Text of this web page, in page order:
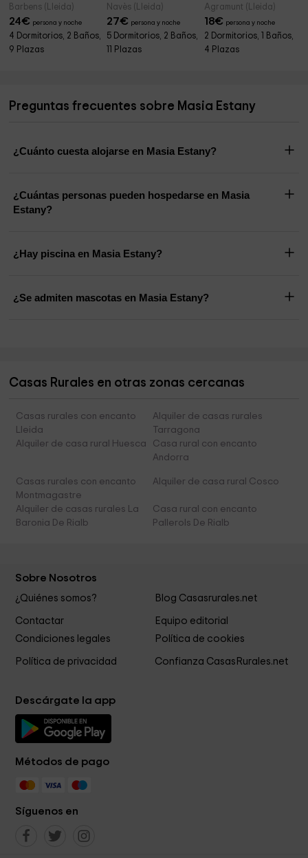
Barbens (Lleida)
24€ persona y noche
4 Dormitorios, 2 Baños,
9 Plazas
Navès (Lleida)
27€ persona y noche
5 Dormitorios, 2 Baños,
11 Plazas
Agramunt (Lleida)
18€ persona y noche
2 Dormitorios, 1 Baños,
4 Plazas
Preguntas frecuentes sobre Masia Estany
¿Cuánto cuesta alojarse en Masia Estany?
¿Cuántas personas pueden hospedarse en Masia
Estany?
¿Hay piscina en Masia Estany?
¿Se admiten mascotas en Masia Estany?
Casas Rurales en otras zonas cercanas
Casas rurales con encanto
Lleida
Alquiler de casas rurales
Tarragona
Alquiler de casa rural Huesca
Casa rural con encanto
Andorra
Casas rurales con encanto
Montmagastre
Alquiler de casa rural Cosco
Alquiler de casas rurales La
Baronia De Rialb
Casa rural con encanto
Pallerols De Rialb
Sobre Nosotros
¿Quiénes somos? Blog Casasrurales.net
Contactar
Equipo editorial
Condiciones legales
Política de cookies
Política de privacidad Confianza CasasRurales.net
Descárgate la app
Métodos de pago
Síguenos en